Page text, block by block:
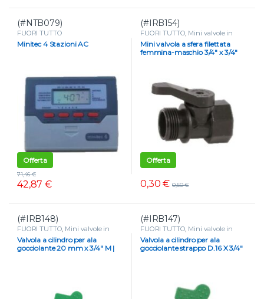
(#NTB079)
FUORI TUTTO
Minitec 4 Stazioni AC
Offerta
42,87€
71,46€
(#IRB154)
FUORI TUTTO, Mini valvole in
plastica , VALVOLE
Mini valvola a sfera filettata
femmina-maschio 3/4″ x 3/4″
Offerta
0,30€ 0,50€
(#IRB148)
FUORI TUTTO, Mini valvole in
plastica Mini valvole portagomma
e tape,VALVOLE
Valvola a cilindro per ala
gocciolante 20 mm x 3/4″ M |
(#IRB147)
FUORI TUTTO, Mini valvole in
plastica Mini valvole portagomma
e tape,VALVOLE
Valvola a cilindro per ala
gocciolante strappo D.16 X 3/4″